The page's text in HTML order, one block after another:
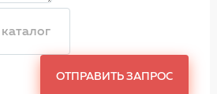
ОТПРАВИТЬ ЗАПРОС